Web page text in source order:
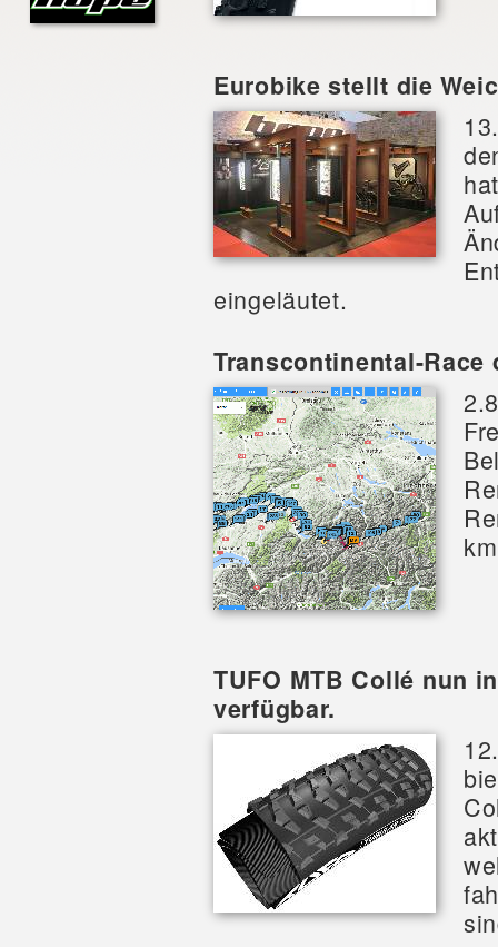
Eurobike stellt die
eingeläutet.
Transcontinental-
TUFO MTB Collé nun
verfügbar.